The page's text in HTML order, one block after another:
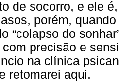
de socorro, e ele
porém,
“colapso do
com precisão e
na clínica
retomarei aqui.